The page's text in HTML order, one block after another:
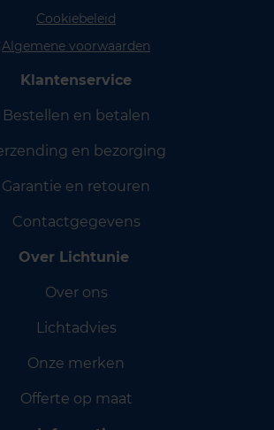
Cookiebeleid
Algemene voorwaarden
Klantenservice
Bestellen en betalen
en bezorging
Garantie en retouren
Contactgegevens
Over Lichtunie
Over ons
Lichtadvies
Onze merken
Offerte op maat